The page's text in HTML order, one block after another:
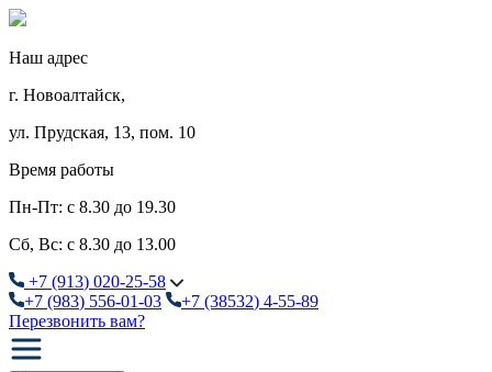
Наш адрес
г. Новоалтайск,
ул. Прудская, 13, пом. 10
Время работы
Пн-Пт: с 8.30 до 19.30
Сб, Вс: с 8.30 до 13.00
+7 (913) 020-25-58
+7 (983) 556-01-03 +7 (38532) 4-55-89
Перезвонить вам?